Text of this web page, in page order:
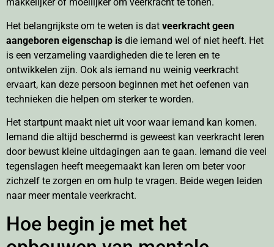
makkelijker of moeilijker om veerkracht te tonen.
Het belangrijkste om te weten is dat veerkracht geen
aangeboren eigenschap is die iemand wel of niet heeft. Het
is een verzameling vaardigheden die te leren en te
ontwikkelen zijn. Ook als iemand nu weinig veerkracht
ervaart, kan deze persoon beginnen met het oefenen van
technieken die helpen om sterker te worden.
Het startpunt maakt niet uit voor waar iemand kan komen.
Iemand die altijd beschermd is geweest kan veerkracht leren
door bewust kleine uitdagingen aan te gaan. Iemand die veel
tegenslagen heeft meegemaakt kan leren om beter voor
zichzelf te zorgen en om hulp te vragen. Beide wegen leiden
naar meer mentale veerkracht.
Hoe begin je met het